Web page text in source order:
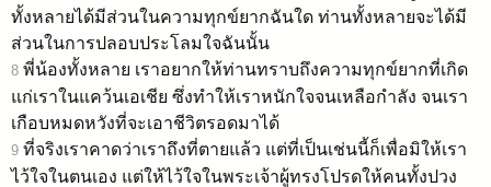
ทั้งหลายได้มีส่วนในความทุกข์ยากฉันใด ท่านทั้งหลายจะได้มี
ส่วนในการปลอบประโลมใจฉันนั้น
8 พี่น้องทั้งหลาย เราอยากให้ท่านทราบถึงความทุกข์ยากที่เกิด
แก่เราในแคว้นเอเชีย ซึ่งทำให้เราหนักใจจนเหลือกำลัง จนเรา
เกือบหมดหวังที่จะเอาชีวิตรอดมาได้
9 ที่จริงเราคาดว่าเราถึงที่ตายแล้ว แต่ที่เป็นเช่นนี้ก็เพื่อมิให้เรา
ไว้ใจในตนเอง แต่ให้ไว้ใจในพระเจ้าผู้ทรงโปรดให้คนทั้งปวง